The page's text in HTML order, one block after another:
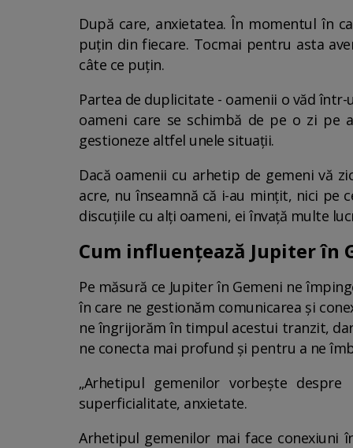
După care, anxietatea. În momentul în
puțin din fiecare. Tocmai pentru asta
câte ce puțin.
Partea de duplicitate - oamenii o văd într-
oameni care se schimbă de pe o zi
gestioneze altfel unele situații.
Dacă oamenii cu arhetip de gemeni vă
acre, nu înseamnă că i-au mințit, nici pe
discuțiile cu alți oameni, ei învață multe
Cum influențează Jupiter în
Pe măsură ce Jupiter în Gemeni ne
în care ne gestionăm comunicarea și
ne îngrijorăm în timpul acestui tranzit,
ne conecta mai profund și pentru a ne
„Arhetipul gemenilor vorbește
superficialitate, anxietate.
Arhetipul gemenilor mai face conexiuni